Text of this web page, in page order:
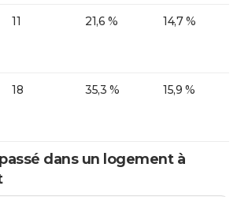
11 21,6 % 14,7 %
18 35,3 % 15,9 %
dans un logement à